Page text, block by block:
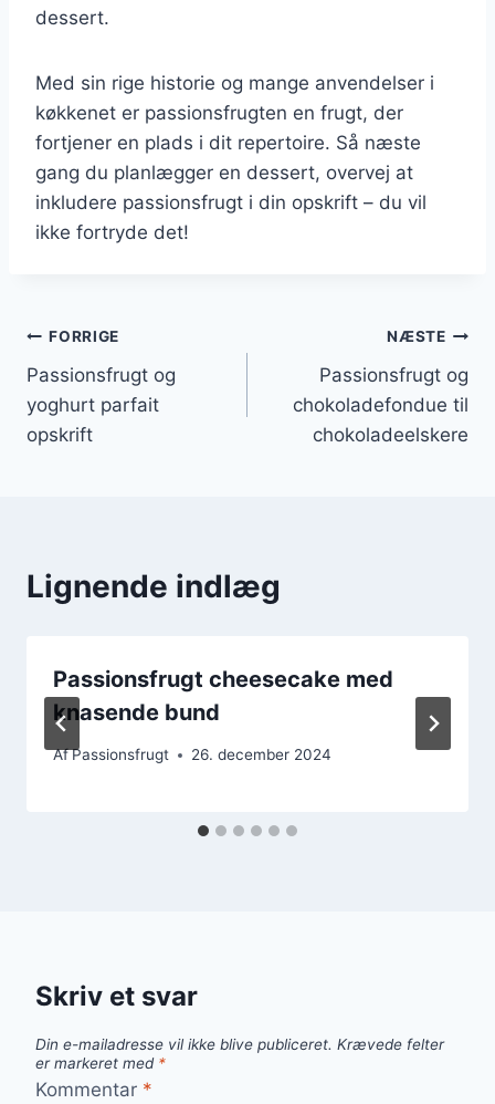
dessert.
Med sin rige historie og mange anvendelser i
køkkenet er passionsfrugten en frugt, der
fortjener en plads i dit repertoire. Så næste
gang du planlægger en dessert, overvej at
inkludere passionsfrugt i din opskrift – du vil
ikke fortryde det!
Indlægsnavigation
FORRIGE
Passionsfrugt og
yoghurt parfait
opskrift
NÆSTE
Passionsfrugt og
chokoladefondue til
chokoladeelskere
Lignende indlæg
Passionsfrugt cheesecake med
knasende bund
AfPassionsfrugt 26. december 2024
Skriv et svar
Din e-mailadresse vil ikke blive publiceret. Krævede felter
er markeret med *
Kommentar *